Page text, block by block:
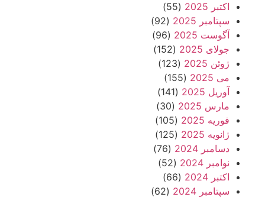
اکتبر 2025
(55)
سپتامبر 2025
(92)
آگوست 2025
(96)
جولای 2025
(152)
ژوئن 2025
(123)
می 2025
(155)
آوریل 2025
(141)
مارس 2025
(30)
فوریه 2025
(105)
ژانویه 2025
(125)
دسامبر 2024
(76)
نوامبر 2024
(52)
اکتبر 2024
(66)
سپتامبر 2024
(62)